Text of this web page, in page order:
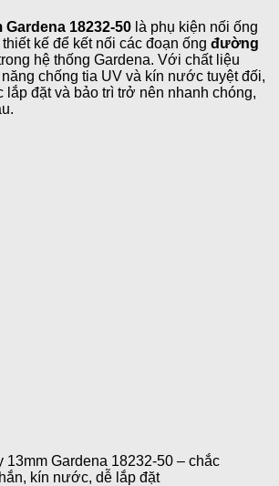
18232-50 là phụ kiện nối ống
kế để kết nối các đoạn ống đường
hệ thống Gardena. Với chất liệu
chống tia UV và kín nước tuyệt đối,
lắp đặt và bảo trì trở nên nhanh chóng,
13mm Gardena 18232-50 – chắc
kín nước, dễ lắp đặt